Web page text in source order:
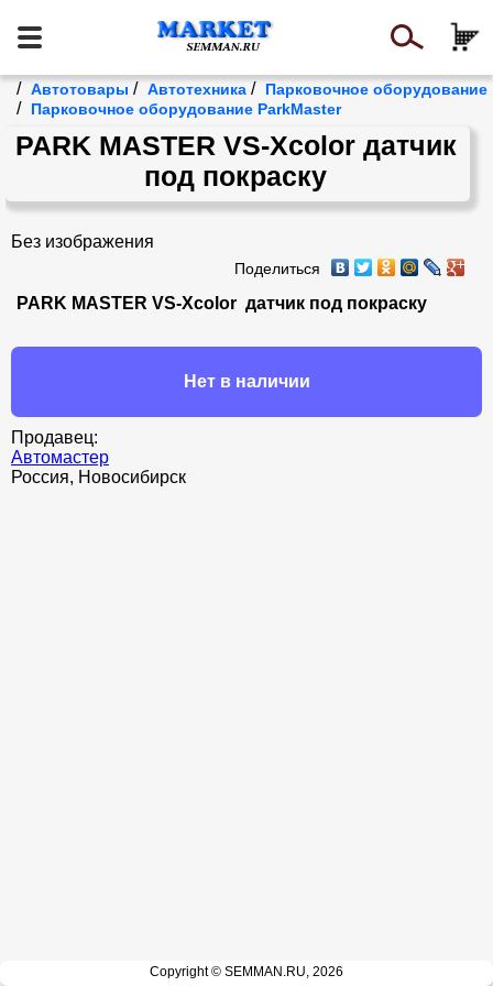
/ Автотовары / Автотехника / Парковочное оборудование
/ Парковочное оборудование ParkMaster
PARK MASTER VS-Xcolor датчик
под покраску
Без изображения
Поделиться
PARK MASTER VS-Xcolor  датчик под покраску
Нет в наличии
Продавец:
Автомастер
Россия, Новосибирск
Copyright © SEMMAN.RU, 2026